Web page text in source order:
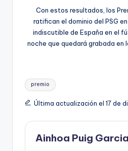
Con estos resultados, los
ratifican el dominio del PSG
indiscutible de España en el
noche que quedará grabada en
premio
Última actualización el 17 de
Ainhoa Puig Garcia